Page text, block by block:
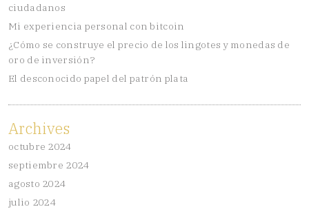
ciudadanos
Mi experiencia personal con bitcoin
¿Cómo se construye el precio de los lingotes y monedas de
oro de inversión?
El desconocido papel del patrón plata
Archives
octubre 2024
septiembre 2024
agosto 2024
julio 2024